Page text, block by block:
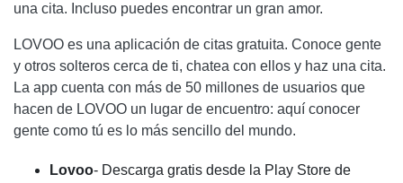
una cita. Incluso puedes encontrar un gran amor.
LOVOO es una aplicación de citas gratuita. Conoce gente
y otros solteros cerca de ti, chatea con ellos y haz una cita.
La app cuenta con más de 50 millones de usuarios que
hacen de LOVOO un lugar de encuentro: aquí conocer
gente como tú es lo más sencillo del mundo.
Lovoo- Descarga gratis desde la Play Store de